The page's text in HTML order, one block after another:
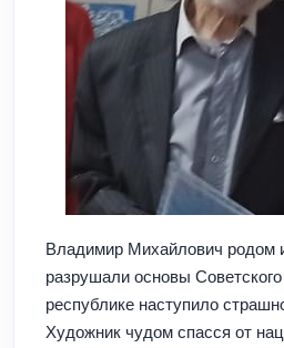
Владимир Михайлович родом
разрушали основы
республике наступило
Художник чудом спасся от